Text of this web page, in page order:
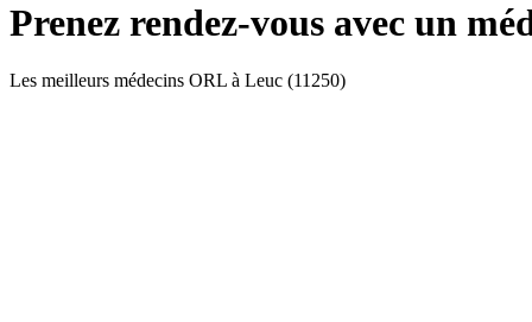
Prenez rendez-vous avec un
Les meilleurs médecins ORL à Leuc (11250)